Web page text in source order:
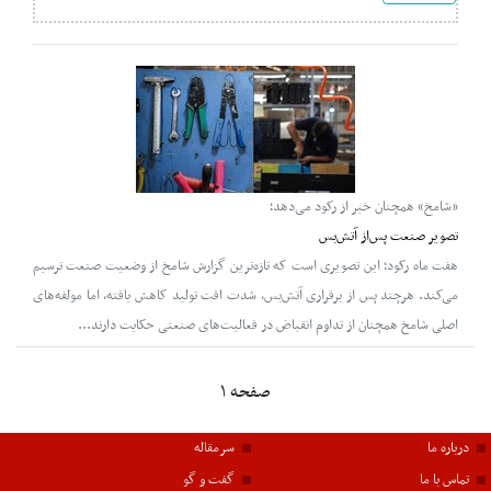
«شامخ» همچنان خبر از رکود می‌دهد؛
تصویر صنعت پس‌از آتش‌بس
هفت ماه رکود؛ این تصویری است که تازه‌ترین گزارش شامخ از وضعیت صنعت ترسیم
می‌کند. هرچند پس از برقراری آتش‌بس، شدت افت تولید کاهش یافته، اما مولفه‌های
اصلی شامخ همچنان از تداوم انقباض در فعالیت‌های صنعتی حکایت دارند...
صفحه ۱
درباره ما
تماس با ما
سرمقاله
گفت و گو